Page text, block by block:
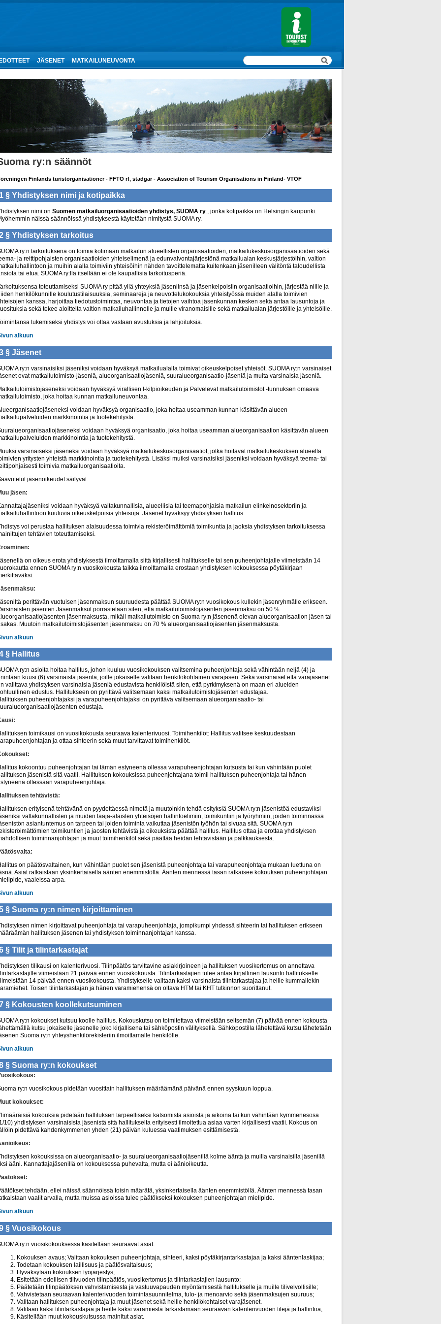
JÄSENET MATKAILUNEUVONTA
ry:n säännöt
Finlands turistorganisationer - FFTO rf, stadgar - Association of Tourism Organisations in Finland- VTOF
1 § Yhdistyksen nimi ja kotipaikka
nimi on Suomen matkailuorganisaatioiden yhdistys, SUOMA ry., jonka kotipaikka on Helsingin kaupunki.
näissä säännöissä yhdistyksestä käytetään nimitystä SUOMA ry.
§ Yhdistyksen tarkoitus
ry:n tarkoituksena on toimia kotimaan matkailun alueellisten organisaatioiden, matkailukeskusorganisaatioiden sekä
ja reittipohjaisten organisaatioiden yhteiselimenä ja edunvalvontajärjestönä matkailualan keskusjärjestöihin, valtion
ja muihin alalla toimiviin yhteisöihin nähden tavoittelematta kuitenkaan jäsenilleen välitöntä taloudellista
tai etua. SUOMA ry:llä itsellään ei ole kaupallisia tarkoitusperiä.
toteuttamiseksi SUOMA ry pitää yllä yhteyksiä jäseniinsä ja jäsenkelpoisiin organisaatioihin, järjestää niille ja
henkilökunnille koulutustilaisuuksia, seminaareja ja neuvottelukokouksia yhteistyössä muiden alalla toimivien
kanssa, harjoittaa tiedotustoimintaa, neuvontaa ja tietojen vaihtoa jäsenkunnan kesken sekä antaa lausuntoja ja
sekä tekee aloitteita valtion matkailuhallinnolle ja muille viranomaisille sekä matkailualan järjestöille ja yhteisöille.
tukemiseksi yhdistys voi ottaa vastaan avustuksia ja lahjoituksia.
alkuun
§ Jäsenet
ry:n varsinaisiksi jäseniksi voidaan hyväksyä matkailualalla toimivat oikeuskelpoiset yhteisöt. SUOMA ry:n varsinaiset
ovat matkailutoimisto-jäseniä, alueorganisaatiojäseniä, suuralueorganisaatio-jäseniä ja muita varsinaisia jäseniä.
voidaan hyväksyä virallisen I-kilpioikeuden ja Palvelevat matkailutoimistot -tunnuksen omaava
joka hoitaa kunnan matkailuneuvontaa.
voidaan hyväksyä organisaatio, joka hoitaa useamman kunnan käsittävän alueen
markkinointia ja tuotekehitystä.
voidaan hyväksyä organisaatio, joka hoitaa useamman alueorganisaation käsittävän alueen
markkinointia ja tuotekehitystä.
varsinaiseksi jäseneksi voidaan hyväksyä matkailukeskusorganisaatiot, jotka hoitavat matkailukeskuksen alueella
yritysten yhteistä markkinointia ja tuotekehitystä. Lisäksi muiksi varsinaisiksi jäseniksi voidaan hyväksyä teema- tai
toimivia matkailuorganisaatioita.
jäsenoikeudet säilyvät.
jäsen:
voidaan hyväksyä valtakunnallisia, alueellisia tai teemapohjaisia matkailun elinkeinosektoriin ja
kuuluvia oikeuskelpoisia yhteisöjä. Jäsenet hyväksyy yhdistyksen hallitus.
voi perustaa hallituksen alaisuudessa toimivia rekisteröimättömiä toimikuntia ja jaoksia yhdistyksen tarkoituksessa
tehtävien toteuttamiseksi.
on oikeus erota yhdistyksestä ilmoittamalla siitä kirjallisesti hallitukselle tai sen puheenjohtajalle viimeistään 14
ennen SUOMA ry:n vuosikokousta taikka ilmoittamalla erostaan yhdistyksen kokouksessa pöytäkirjaan
perittävän vuotuisen jäsenmaksun suuruudesta päättää SUOMA ry:n vuosikokous kullekin jäsenryhmälle erikseen.
jäsenten Jäsenmaksut porrastetaan siten, että matkailutoimistojäsenten jäsenmaksu on 50 %
jäsenmaksusta, mikäli matkailutoimisto on Suoma ry:n jäsenenä olevan alueorganisaation jäsen tai
Muutoin matkailutoimistojäsenten jäsenmaksu on 70 % alueorganisaatiojäsenten jäsenmaksusta.
alkuun
§ Hallitus
ry:n asioita hoitaa hallitus, johon kuuluu vuosikokouksen valitsemina puheenjohtaja sekä vähintään neljä (4) ja
kuusi (6) varsinaista jäsentä, joille jokaiselle valitaan henkilökohtainen varajäsen. Sekä varsinaiset että varajäsenet
valittava yhdistyksen varsinaisia jäseniä edustavista henkilöistä siten, että pyrkimyksenä on maan eri alueiden
edustus. Hallitukseen on pyrittävä valitsemaan kaksi matkailutoimistojäsenten edustajaa.
puheenjohtajaksi ja varapuheenjohtajaksi on pyrittävä valitsemaan alueorganisaatio- tai
edustaja.
toimikausi on vuosikokousta seuraava kalenterivuosi. Toimihenkilöt: Hallitus valitsee keskuudestaan
ja ottaa sihteerin sekä muut tarvittavat toimihenkilöt.
kokoontuu puheenjohtajan tai tämän estyneenä ollessa varapuheenjohtajan kutsusta tai kun vähintään puolet
jäsenistä sitä vaatii. Hallituksen kokouksissa puheenjohtajana toimii hallituksen puheenjohtaja tai hänen
ollessaan varapuheenjohtaja.
tehtävistä:
erityisenä tehtävänä on pyydettäessä nimetä ja muutoinkin tehdä esityksiä SUOMA ry:n jäsenistöä edustaviksi
valtakunnallisten ja muiden laaja-alaisten yhteisöjen hallintoelimiin, toimikuntiin ja työryhmiin, joiden toiminnassa
asiantuntemus on tarpeen tai joiden toiminta vaikuttaa jäsenistön työhön tai sivuaa sitä. SUOMA ry:n
toimikuntien ja jaosten tehtävistä ja oikeuksista päättää hallitus. Hallitus ottaa ja erottaa yhdistyksen
toiminnanjohtajan ja muut toimihenkilöt sekä päättää heidän tehtävistään ja palkkauksesta.
on päätösvaltainen, kun vähintään puolet sen jäsenistä puheenjohtaja tai varapuheenjohtaja mukaan luettuna on
Asiat ratkaistaan yksinkertaisella äänten enemmistöllä. Äänten mennessä tasan ratkaisee kokouksen puheenjohtajan
vaaleissa arpa.
alkuun
§ Suoma ry:n nimen kirjoittaminen
nimen kirjoittavat puheenjohtaja tai varapuheenjohtaja, jompikumpi yhdessä sihteerin tai hallituksen erikseen
hallituksen jäsenen tai yhdistyksen toiminnanjohtajan kanssa.
§ Tilit ja tilintarkastajat
tilikausi on kalenterivuosi. Tilinpäätös tarvittavine asiakirjoineen ja hallituksen vuosikertomus on annettava
viimeistään 21 päivää ennen vuosikokousta. Tilintarkastajien tulee antaa kirjallinen lausunto hallitukselle
14 päivää ennen vuosikokousta. Yhdistykselle valitaan kaksi varsinaista tilintarkastajaa ja heille kummallekin
Toisen tilintarkastajan ja hänen varamiehensä on oltava HTM tai KHT tutkinnon suorittanut.
§ Kokousten koollekutsuminen
ry:n kokoukset kutsuu koolle hallitus. Kokouskutsu on toimitettava viimeistään seitsemän (7) päivää ennen kokousta
kutsu jokaiselle jäsenelle joko kirjallisena tai sähköpostin välityksellä. Sähköpostilla lähetettävä kutsu lähetetään
Suoma ry:n yhteyshenkilörekisteriin ilmoittamalle henkilölle.
alkuun
§ Suoma ry:n kokoukset
ry:n vuosikokous pidetään vuosittain hallituksen määräämänä päivänä ennen syyskuun loppua.
kokoukset:
kokouksia pidetään hallituksen tarpeelliseksi katsomista asioista ja aikoina tai kun vähintään kymmenesosa
10) yhdistyksen varsinaisista jäsenistä sitä hallitukselta erityisesti ilmoitettua asiaa varten kirjallisesti vaatii. Kokous on
pidettävä kahdenkymmenen yhden (21) päivän kuluessa vaatimuksen esittämisestä.
kokouksissa on alueorganisaatio- ja suuralueorganisaatiojäsenillä kolme ääntä ja muilla varsinaisilla jäsenillä
ääni. Kannattajajäsenillä on kokouksessa puhevalta, mutta ei äänioikeutta.
tehdään, ellei näissä säännöissä toisin määrätä, yksinkertaisella äänten enemmistöllä. Äänten mennessä tasan
vaalit arvalla, mutta muissa asioissa tulee päätökseksi kokouksen puheenjohtajan mielipide.
alkuun
§ Vuosikokous
ry:n vuosikokouksessa käsitellään seuraavat asiat:
Kokouksen avaus; Valitaan kokouksen puheenjohtaja, sihteeri, kaksi pöytäkirjantarkastajaa ja kaksi ääntenlaskijaa;
Todetaan kokouksen laillisuus ja päätösvaltaisuus;
Hyväksytään kokouksen työjärjestys;
Esitetään edellisen tilivuoden tilinpäätös, vuosikertomus ja tilintarkastajien lausunto;
Päätetään tilinpäätöksen vahvistamisesta ja vastuuvapauden myöntämisestä hallitukselle ja muille tilivelvollisille;
Vahvistetaan seuraavan kalenterivuoden toimintasuunnitelma, tulo- ja menoarvio sekä jäsenmaksujen suuruus;
Valitaan hallituksen puheenjohtaja ja muut jäsenet sekä heille henkilökohtaiset varajäsenet.
Valitaan kaksi tilintarkastajaa ja heille kaksi varamiestä tarkastamaan seuraavan kalenterivuoden tilejä ja hallintoa;
Käsitellään muut kokouskutsussa mainitut asiat.